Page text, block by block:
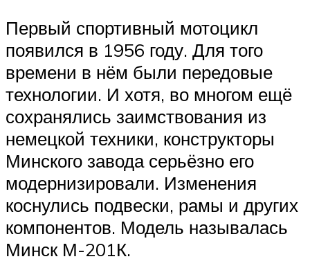
Первый спортивный мотоцикл
появился в 1956 году. Для того
времени в нём были передовые
технологии. И хотя, во многом ещё
сохранялись заимствования из
немецкой техники, конструкторы
Минского завода серьёзно его
модернизировали. Изменения
коснулись подвески, рамы и других
компонентов. Модель называлась
Минск М-201К.